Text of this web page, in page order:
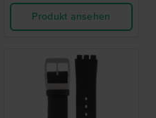
Produkt ansehen